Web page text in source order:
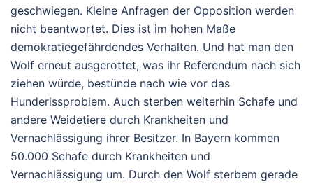
geschwiegen. Kleine Anfragen der Opposition werden
nicht beantwortet. Dies ist im hohen Maße
demokratiegefährdendes Verhalten. Und hat man den
Wolf erneut ausgerottet, was ihr Referendum nach sich
ziehen würde, bestünde nach wie vor das
Hunderissproblem. Auch sterben weiterhin Schafe und
andere Weidetiere durch Krankheiten und
Vernachlässigung ihrer Besitzer. In Bayern kommen
50.000 Schafe durch Krankheiten und
Vernachlässigung um. Durch den Wolf sterbem gerade